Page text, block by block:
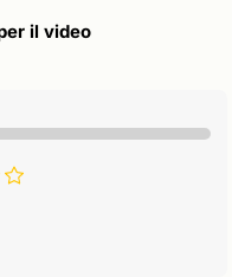
il video